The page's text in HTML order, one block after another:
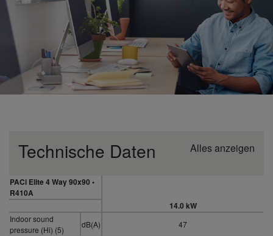
Technische Daten Alles anzeigen
PACi Elite 4 Way 90x90 •
R410A
14.0 kW
Indoor sound
pressure (Hi) (5)
dB(A)
47